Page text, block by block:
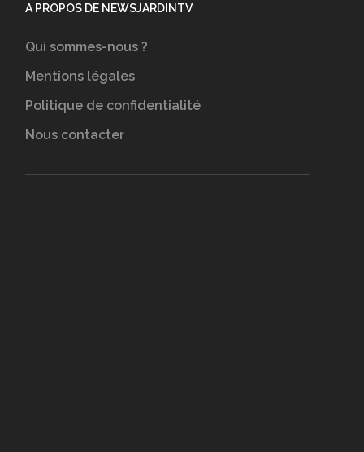
A PROPOS DE NEWSJARDINTV
Qui sommes-nous ?
Mentions légales
Politique de confidentialité
Nous contacter